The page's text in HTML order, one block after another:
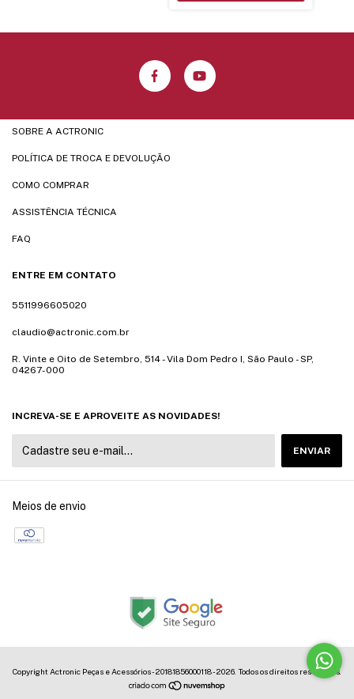
SOBRE A ACTRONIC
POLÍTICA DE TROCA E DEVOLUÇÃO
COMO COMPRAR
ASSISTÊNCIA TÉCNICA
FAQ
ENTRE EM CONTATO
5511996605020
claudio@actronic.com.br
R. Vinte e Oito de Setembro, 514 - Vila Dom Pedro I, São Paulo - SP,
04267-000
INCREVA-SE E APROVEITE AS NOVIDADES!
Meios de envio
Copyright Actronic Peças e Acessórios - 20181856000118 - 2026. Todos os direitos reservados.